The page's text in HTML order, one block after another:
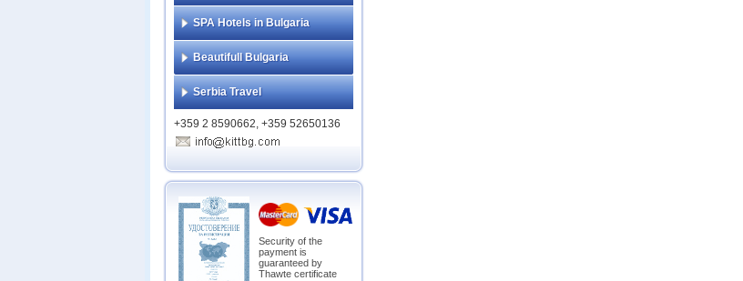
SPA Hotels in Bulgaria
Beautifull Bulgaria
Serbia Travel
+359 2 8590662, +359 52650136
Security of the
payment is
guaranteed by
Thawte certificate